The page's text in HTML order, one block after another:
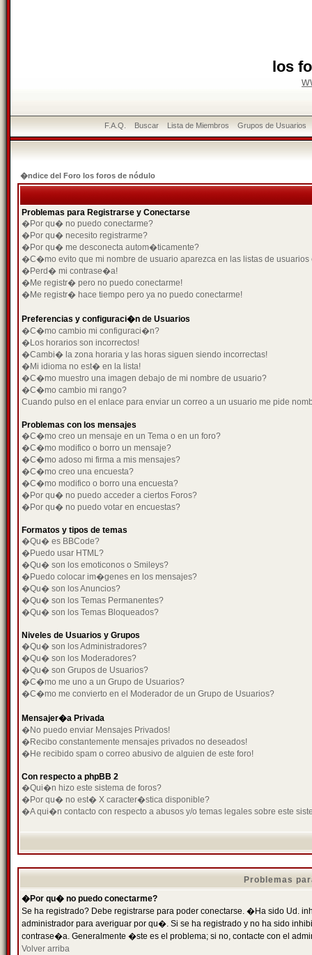
los
F.A.Q. Buscar Lista de Miembros Grupos de Usuarios
�ndice del Foro los foros de nódulo
Problemas para Registrarse y Conectarse
�Por qu� no puedo conectarme?
�Por qu� necesito registrarme?
�Por qu� me desconecta autom�ticamente?
�C�mo evito que mi nombre de usuario aparezca en las listas de usuarios
�Perd� mi contrase�a!
�Me registr� pero no puedo conectarme!
�Me registr� hace tiempo pero ya no puedo conectarme!
Preferencias y configuraci�n de Usuarios
�C�mo cambio mi configuraci�n?
�Los horarios son incorrectos!
�Cambi� la zona horaria y las horas siguen siendo incorrectas!
�Mi idioma no est� en la lista!
�C�mo muestro una imagen debajo de mi nombre de usuario?
�C�mo cambio mi rango?
Cuando pulso en el enlace para enviar un correo a un usuario me pide
Problemas con los mensajes
�C�mo creo un mensaje en un Tema o en un foro?
�C�mo modifico o borro un mensaje?
�C�mo adoso mi firma a mis mensajes?
�C�mo creo una encuesta?
�C�mo modifico o borro una encuesta?
�Por qu� no puedo acceder a ciertos Foros?
�Por qu� no puedo votar en encuestas?
Formatos y tipos de temas
�Qu� es BBCode?
�Puedo usar HTML?
�Qu� son los emoticonos o Smileys?
�Puedo colocar im�genes en los mensajes?
�Qu� son los Anuncios?
�Qu� son los Temas Permanentes?
�Qu� son los Temas Bloqueados?
Niveles de Usuarios y Grupos
�Qu� son los Administradores?
�Qu� son los Moderadores?
�Qu� son Grupos de Usuarios?
�C�mo me uno a un Grupo de Usuarios?
�C�mo me convierto en el Moderador de un Grupo de Usuarios?
Mensajer�a Privada
�No puedo enviar Mensajes Privados!
�Recibo constantemente mensajes privados no deseados!
�He recibido spam o correo abusivo de alguien de este foro!
Con respecto a phpBB 2
�Qui�n hizo este sistema de foros?
�Por qu� no est� X caracter�stica disponible?
�A qui�n contacto con respecto a abusos y/o temas legales sobre este
Problemas
�Por qu� no puedo conectarme?
Se ha registrado? Debe registrarse para poder conectarse. �Ha sido Ud.
administrador para averiguar por qu�. Si se ha registrado y no ha sido
contrase�a. Generalmente �ste es el problema; si no, contacte con el
Volver arriba